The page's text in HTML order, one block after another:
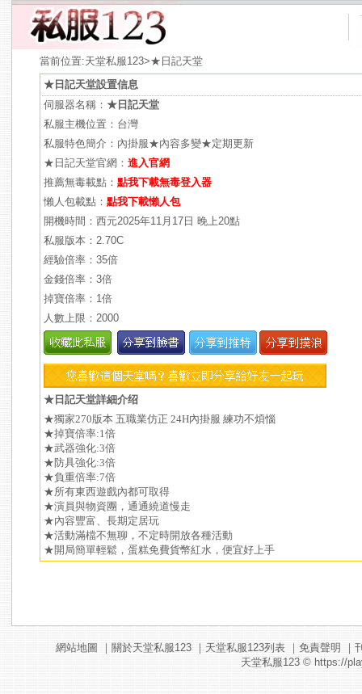
當前位置:天堂私服123>★日記天堂
★日記天堂設置信息
伺服器名稱： ★日記天堂
私服主機位置：台灣
私服特色簡介：內掛服★內容多變★定期更新
★日記天堂官網： 進入官網
推薦無毒載點： 點我下載無毒登入器
懶人包載點： 點我下載懶人包
開機時間：西元2025年11月17日 晚上20點
私服版本：2.70C
經驗倍率：35倍
金錢倍率：3倍
掉寶倍率：1倍
人數上限：2000
★日記天堂詳細介绍
★獨家270版本 五職業仿正 24H內掛服 練功不煩惱
★掉寶倍率:1倍
★武器強化:3倍
★防具強化:3倍
★負重倍率:7倍
★所有東西遊戲內都可取得
★演員與物資團，通通繞道慢走
★內容豐富、長期定居玩
★活動滿檔不無聊，不定時開放各種活動
★開局簡單輕鬆，蛋糕免費貨幣紅水，便宜好上手
網站地圖 ｜ 關於天堂私服123｜ 天堂私服123列表｜ 免責聲明 ｜
天堂私服123© https://